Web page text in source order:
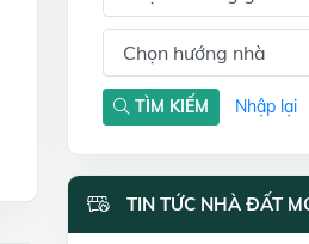
TÌM KIẾM Nhập lại
TIN TỨC NHÀ ĐẤT